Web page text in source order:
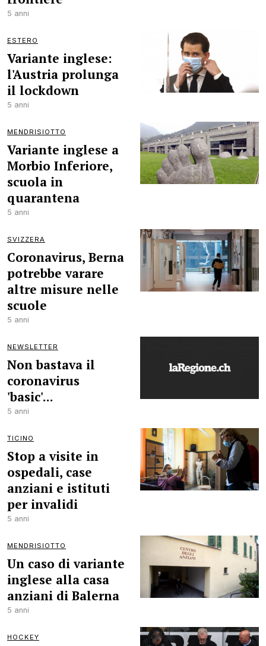
5 anni
ESTERO
Variante inglese:
l'Austria prolunga
il lockdown
5 anni
MENDRISIOTTO
Variante inglese a
Morbio Inferiore,
scuola in
quarantena
5 anni
SVIZZERA
Coronavirus, Berna
potrebbe varare
altre misure nelle
scuole
5 anni
NEWSLETTER
Non bastava il
coronavirus
'basic'...
5 anni
TICINO
Stop a visite in
ospedali, case
anziani e istituti
per invalidi
5 anni
MENDRISIOTTO
Un caso di variante
inglese alla casa
anziani di Balerna
5 anni
HOCKEY